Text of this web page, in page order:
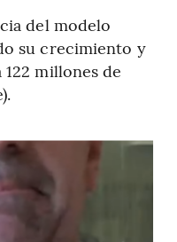
del modelo
su crecimiento y
millones de